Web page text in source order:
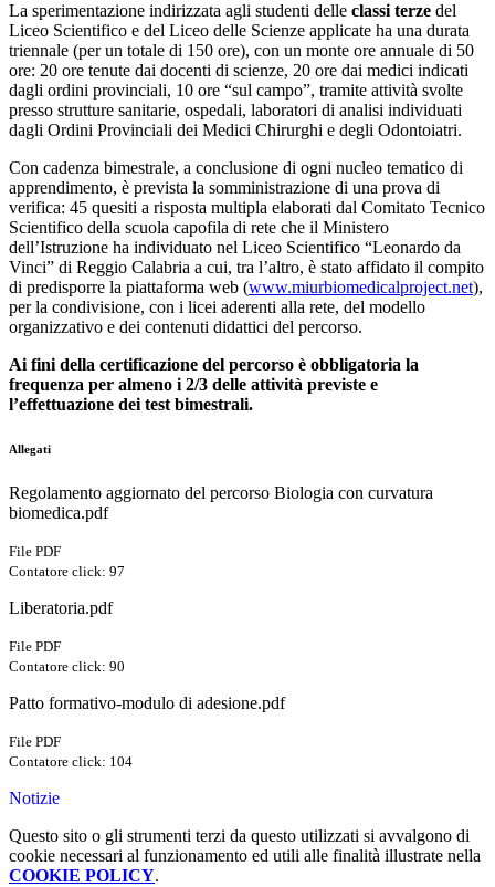
La sperimentazione indirizzata agli studenti delle classi terze del
Liceo Scientifico e del Liceo delle Scienze applicate ha una durata
triennale (per un totale di 150 ore), con un monte ore annuale di 50
ore: 20 ore tenute dai docenti di scienze, 20 ore dai medici indicati
dagli ordini provinciali, 10 ore “sul campo”, tramite attività svolte
presso strutture sanitarie, ospedali, laboratori di analisi individuati
dagli Ordini Provinciali dei Medici Chirurghi e degli Odontoiatri.
Con cadenza bimestrale, a conclusione di ogni nucleo tematico di
apprendimento, è prevista la somministrazione di una prova di
verifica: 45 quesiti a risposta multipla elaborati dal Comitato Tecnico
Scientifico della scuola capofila di rete che il Ministero
dell’Istruzione ha individuato nel Liceo Scientifico “Leonardo da
Vinci” di Reggio Calabria a cui, tra l’altro, è stato affidato il compito
di predisporre la piattaforma web (www.miurbiomedicalproject.net),
per la condivisione, con i licei aderenti alla rete, del modello
organizzativo e dei contenuti didattici del percorso.
Ai fini della certificazione del percorso è obbligatoria la
frequenza per almeno i 2/3 delle attività previste e
l’effettuazione dei test bimestrali.
Allegati
Regolamento aggiornato del percorso Biologia con curvatura
biomedica.pdf
File PDF
Contatore click: 97
Liberatoria.pdf
File PDF
Contatore click: 90
Patto formativo-modulo di adesione.pdf
File PDF
Contatore click: 104
Notizie
Questo sito o gli strumenti terzi da questo utilizzati si avvalgono di
cookie necessari al funzionamento ed utili alle finalità illustrate nella
COOKIE POLICY.